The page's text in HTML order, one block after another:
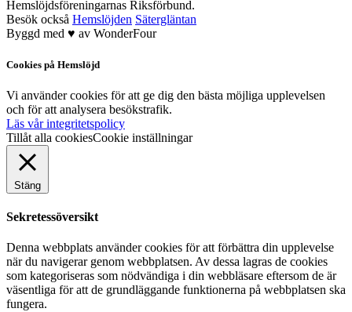
Hemslöjdsföreningarnas Riksförbund.
Besök också Hemslöjden Sätergläntan
Byggd med ♥ av WonderFour
Cookies på Hemslöjd
Vi använder cookies för att ge dig den bästa möjliga upplevelsen
och för att analysera besökstrafik.
Läs vår integritetspolicy
Tillåt alla cookiesCookie inställningar
Stäng
Sekretessöversikt
Denna webbplats använder cookies för att förbättra din upplevelse
när du navigerar genom webbplatsen. Av dessa lagras de cookies
som kategoriseras som nödvändiga i din webbläsare eftersom de är
väsentliga för att de grundläggande funktionerna på webbplatsen ska
fungera.